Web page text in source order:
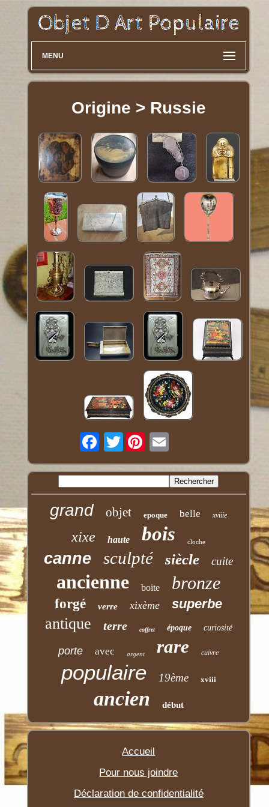
MENU
Origine > Russie
Twitter
grand objet epoque belle xviiie
xixe haute bois cloche
canne sculpté siècle cuite
ancienne boite bronze
forgé verre xixème superbe
antique terre coffret époque curiosité
porte avec argent rare cuivre
populaire 19ème xviii
ancien début
Accueil
Pour nous joindre
Déclaration de confidentialité